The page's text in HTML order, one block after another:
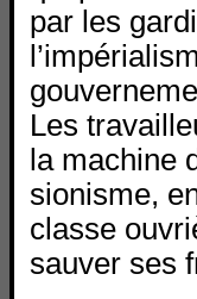
par les
Les
la machine
sionisme,
classe
sauver ses